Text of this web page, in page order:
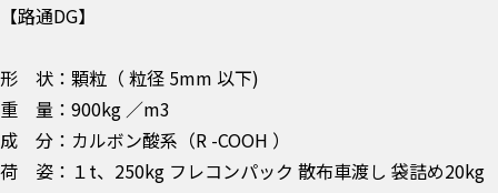
【路通DG】
形 状：顆粒（ 粒径 5mm 以下)
重 量：900kg ／m3
成 分：カルボン酸系（R -COOH ）
荷 姿：１t、250kg フレコンパック 散布車渡し 袋詰め20kg